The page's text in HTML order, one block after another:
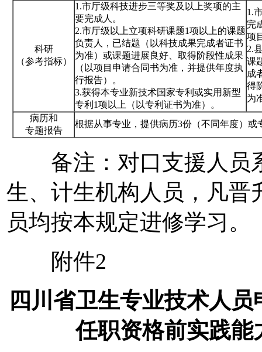
科研
（参考指标）
1.市厅级科技进步三等奖及以上奖项的主
要完成人。
2.市厅级以上立项科研课题1项以上的课题
负责人，已结题（以科技成果完成者证书
为准）或课题进展良好、取得阶段性成果
（以项目申请合同书为准，并提供年度执
行报告）。
3.获得本专业新技术国家专利或实用新型
专利1项以上（以专利证书为准）。
1.
完
项
2.
课
成
得
为
病历和
专题报告
根据从事专业，提供病历3份（不同年度）或
备注：对口支援人员
生、计生机构人员，凡晋
员均按本规定进修学习。
附件2
四川省卫生专业技术人
任职资格前实践能